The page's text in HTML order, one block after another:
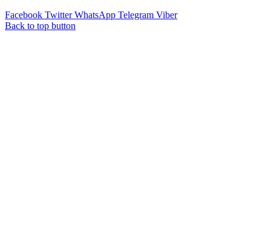
Facebook Twitter WhatsApp Telegram Viber
Back to top button